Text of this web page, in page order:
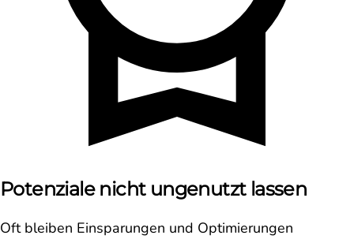
Potenziale nicht ungenutzt lassen
Oft bleiben Einsparungen und Optimierungen